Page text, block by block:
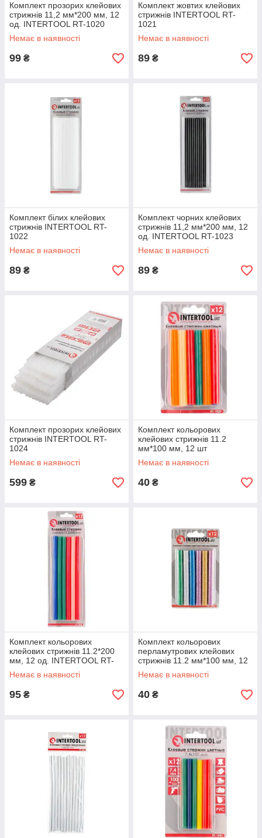
Комплект прозорих клейових
стрижнів 11,2 мм*200 мм, 12
од. INTERTOOL RT-1020
Немає в наявності
99 ₴
Комплект жовтих клейових
стрижнів INTERTOOL RT-
1021
Немає в наявності
89 ₴
Комплект білих клейових
стрижнів INTERTOOL RT-
1022
Немає в наявності
89 ₴
Комплект чорних клейових
стрижнів 11,2 мм*200 мм, 12
од. INTERTOOL RT-1023
Немає в наявності
89 ₴
Комплект прозорих клейових
стрижнів INTERTOOL RT-
1024
Немає в наявності
599 ₴
Комплект кольорових
клейових стрижнів 11.2
мм*100 мм, 12 шт
INTERTOOL RT-1027
Немає в наявності
40 ₴
Комплект кольорових
клейових стрижнів 11.2*200
мм, 12 од. INTERTOOL RT-
1028
Немає в наявності
95 ₴
Комплект кольорових
перламутрових клейових
стрижнів 11.2 мм*100 мм, 12
шт. INTERTOOL RT-1029
Немає в наявності
40 ₴